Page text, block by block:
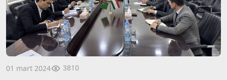
01 mart 2024 3810